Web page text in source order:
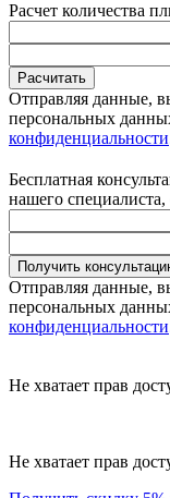
Расчет количества
Расчитать
Отправляя данные,
персональных
конфиденциальности
Бесплатная
нашего
Получить
Отправляя данные,
персональных
конфиденциальности
Не хватает прав
Не хватает прав